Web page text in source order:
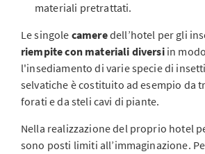
materiali pretrattati.
Le singole cameredell’hotel per gli
riempite con materiali diversiin
l'insediamento di varie specie di
selvatiche è costituito ad esempio da
forati e da steli cavi di piante.
Nella realizzazione del proprio hotel
sono posti limiti all’immaginazione.